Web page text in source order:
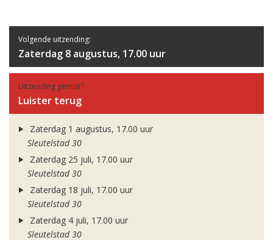
Volgende uitzending:
Zaterdag 8 augustus, 17.00 uur
Uitzending gemist?
Luister terug
Zaterdag 1 augustus, 17.00 uur
Sleutelstad 30
Zaterdag 25 juli, 17.00 uur
Sleutelstad 30
Zaterdag 18 juli, 17.00 uur
Sleutelstad 30
Zaterdag 4 juli, 17.00 uur
Sleutelstad 30